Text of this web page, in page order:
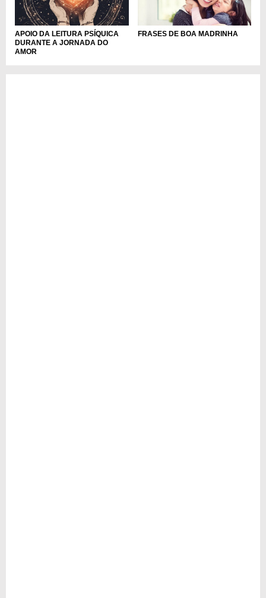
APOIO DA LEITURA PSÍQUICA
DURANTE A JORNADA DO
AMOR
FRASES DE BOA MADRINHA